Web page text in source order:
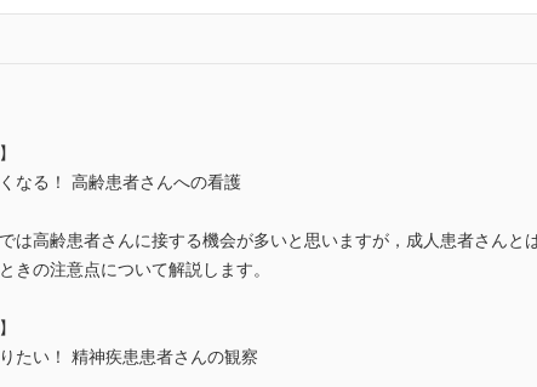
なる！ 高齢患者さんへの看護
は高齢患者さんに接する機会が多いと思いますが，成人患者さん
きの注意点について解説します。
たい！ 精神疾患患者さんの観察